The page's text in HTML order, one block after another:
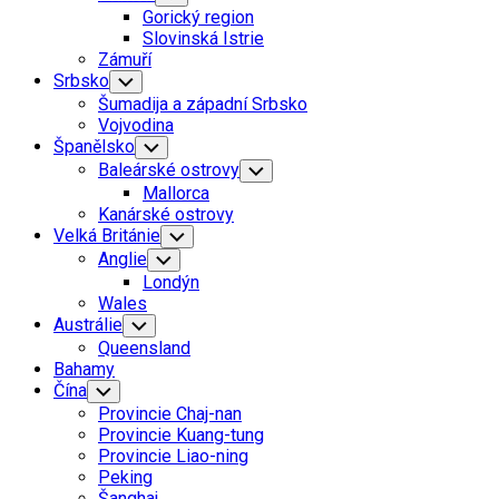
Child
Menu
Gorický region
Slovinská Istrie
Zámuří
Srbsko Toggle
Child
Menu
Šumadija a západní Srbsko
Vojvodina
Španělsko Toggle
Child
Menu
Baleárské ostrovy Toggle
Child
Mallorca
Kanárské ostrovy
Velká Británie Toggle
Child
Menu
Anglie Toggle
Child
Menu
Londýn
Wales
Austrálie Toggle
Child
Menu
Queensland
Bahamy
Čína Toggle
Child
Menu
Provincie Chaj-nan
Provincie Kuang-tung
Provincie Liao-ning
Peking